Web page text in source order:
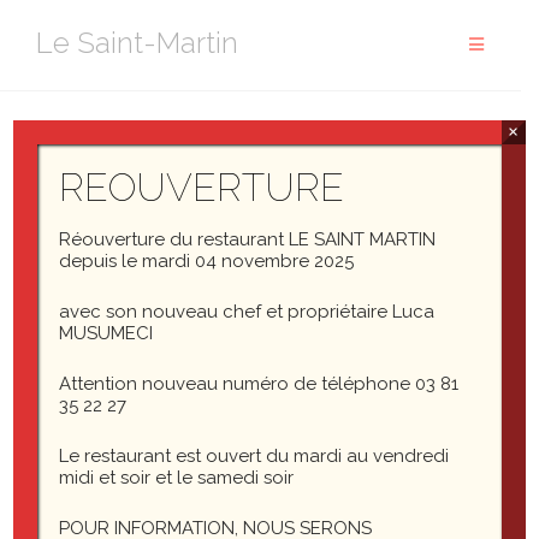
Le Saint-Martin
parfums, où le produit est roi. Pas de superflu, mais une
justesse des recettes, cuissons et assaisonnements qui
prétentieux, rien de compliqué… que du plaisir !
REOUVERTURE
Réouverture du restaurant LE SAINT MARTIN
depuis le mardi 04 novembre 2025
avec son nouveau chef et propriétaire Luca
MUSUMECI
Attention nouveau numéro de téléphone 03 81
35 22 27
Le restaurant est ouvert du mardi au vendredi
midi et soir et le samedi soir
POUR INFORMATION, NOUS SERONS
×